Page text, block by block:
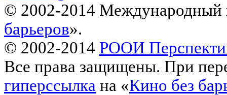
© 2002-2014 Международный
барьеров».
© 2002-2014 РООИ
Все права защищены. При
гиперссылка на «Кино без